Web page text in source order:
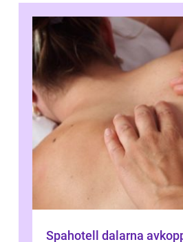
Spahotell dalarna avkoppling bland